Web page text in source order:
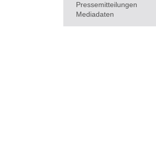
Pressemitteilungen
Mediadaten